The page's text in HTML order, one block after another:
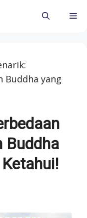
Buddha yang
Buddha